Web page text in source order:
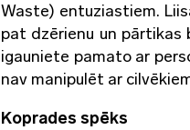
Waste) entuziastiem.
pat dzērienu un pārtikas
igauniete pamato ar
nav manipulēt ar
Koprades spēks